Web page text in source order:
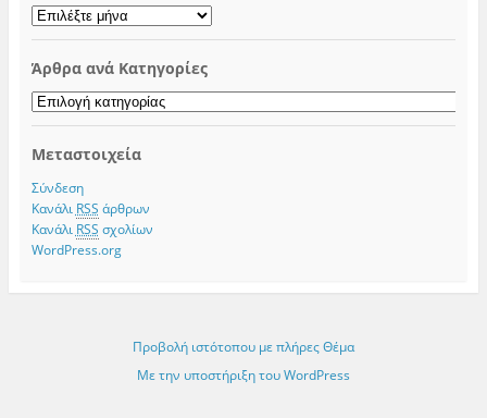
Ιστορικό
Άρθρων
Άρθρα ανά Κατηγορίες
Άρθρα
ανά
Μεταστοιχεία
Σύνδεση
Κανάλι RSS άρθρων
Κανάλι RSS σχολίων
WordPress.org
Προβολή ιστότοπου με πλήρες Θέμα
Με την υποστήριξη του WordPress